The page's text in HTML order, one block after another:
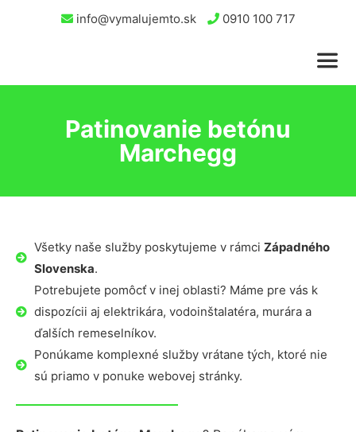
info@vymalujemto.sk 0910 100 717
Patinovanie betónu
Marchegg
Všetky naše služby poskytujeme v rámci Západného
Slovenska.
Potrebujete pomôcť v inej oblasti? Máme pre vás k
dispozícii aj elektrikára, vodoinštalatéra, murára a
ďalších remeselníkov.
Ponúkame komplexné služby vrátane tých, ktoré nie
sú priamo v ponuke webovej stránky.